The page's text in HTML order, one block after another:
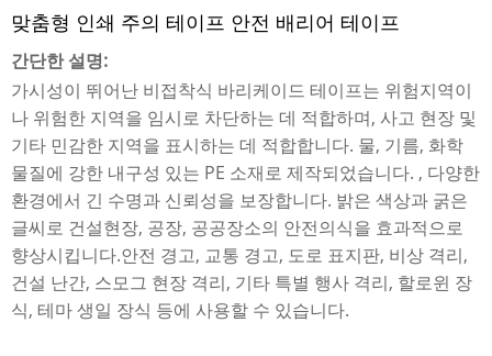
맞춤형 인쇄 주의 테이프 안전 배리어 테이프
간단한 설명:
가시성이 뛰어난 비접착식 바리케이드 테이프는 위험지역이
나 위험한 지역을 임시로 차단하는 데 적합하며, 사고 현장 및
기타 민감한 지역을 표시하는 데 적합합니다. 물, 기름, 화학
물질에 강한 내구성 있는 PE 소재로 제작되었습니다. , 다양한
환경에서 긴 수명과 신뢰성을 보장합니다. 밝은 색상과 굵은
글씨로 건설현장, 공장, 공공장소의 안전의식을 효과적으로
향상시킵니다.안전 경고, 교통 경고, 도로 표지판, 비상 격리,
건설 난간, 스모그 현장 격리, 기타 특별 행사 격리, 할로윈 장
식, 테마 생일 장식 등에 사용할 수 있습니다.